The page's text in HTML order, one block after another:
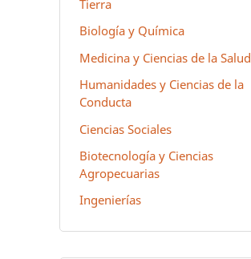
Tierra
Biología y Química
Medicina y Ciencias de la Salud
Humanidades y Ciencias de la
Conducta
Ciencias Sociales
Biotecnología y Ciencias
Agropecuarias
Ingenierías